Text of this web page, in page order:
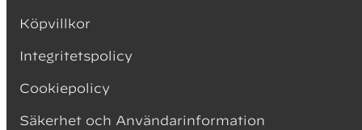
Köpvillkor
Integritetspolicy
Cookiepolicy
Säkerhet och Användarinformation